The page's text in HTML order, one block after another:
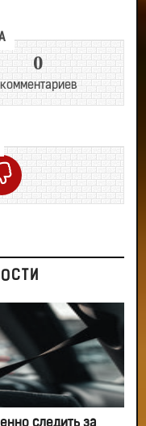
0
комментариев